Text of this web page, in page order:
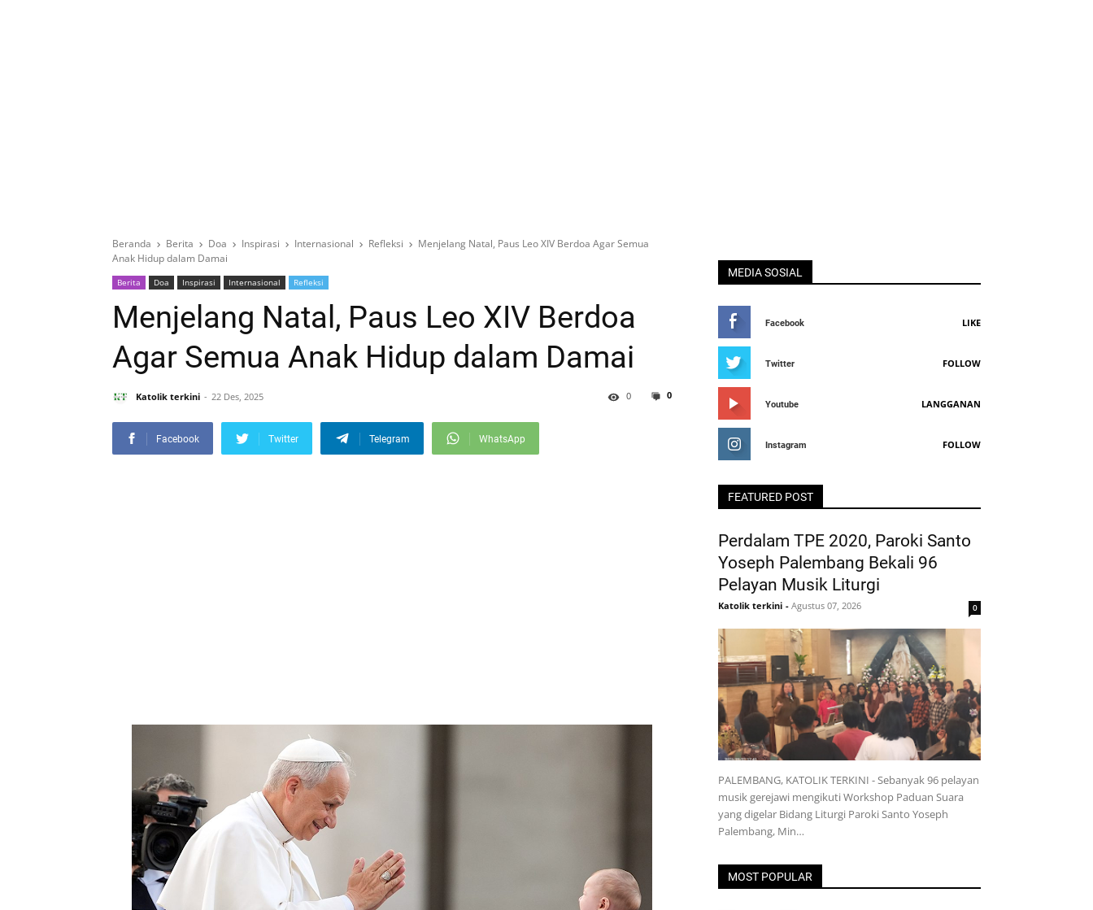
Beranda Berita Doa Inspirasi Internasional Refleksi
Menjelang Natal, Paus Leo XIV Berdoa Agar Semua
Anak Hidup dalam Damai
Berita Doa Inspirasi Internasional Refleksi
Menjelang Natal, Paus Leo XIV Berdoa
Agar Semua Anak Hidup dalam Damai
Katolik terkini 22 Des, 2025 0
0
Facebook Twitter Telegram WhatsApp
MEDIA SOSIAL
Facebook LIKE
Twitter FOLLOW
Youtube LANGGANAN
Instagram FOLLOW
FEATURED POST
Perdalam TPE 2020, Paroki Santo
Yoseph Palembang Bekali 96
Pelayan Musik Liturgi
Katolik terkini - Agustus 07, 2026 0
PALEMBANG, KATOLIK TERKINI - Sebanyak 96 pelayan
musik gerejawi mengikuti Workshop Paduan Suara
yang digelar Bidang Liturgi Paroki Santo Yoseph
Palembang, Min…
MOST POPULAR